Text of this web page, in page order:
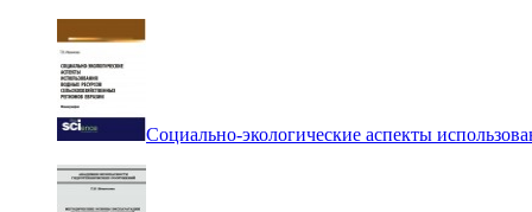
Социально-экологические аспекты